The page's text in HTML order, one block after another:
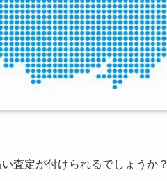
査定が付けられるでしょうか？